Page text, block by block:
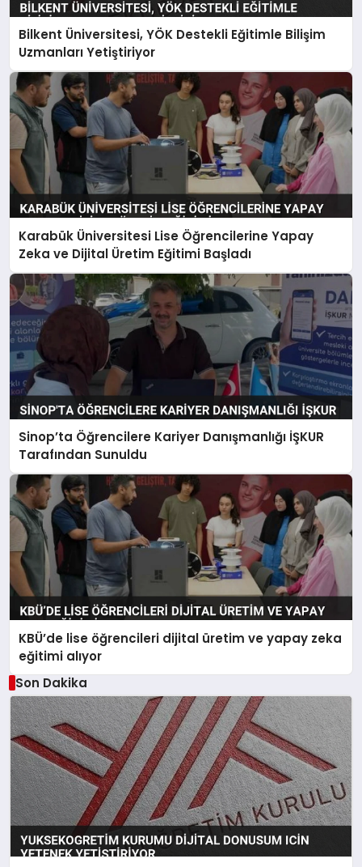
Bilkent Üniversitesi, YÖK Destekli Eğitimle Bilişim
Uzmanları Yetiştiriyor
Karabük Üniversitesi Lise Öğrencilerine Yapay
Zeka ve Dijital Üretim Eğitimi Başladı
Sinop’ta Öğrencilere Kariyer Danışmanlığı İŞKUR
Tarafından Sunuldu
KBÜ’de lise öğrencileri dijital üretim ve yapay zeka
eğitimi alıyor
Son Dakika